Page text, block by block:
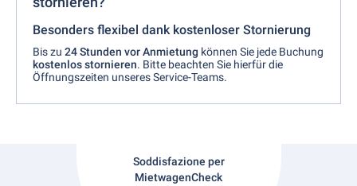
Besonders flexibel dank kostenloser Stornierung
Bis zu 24 Stunden vor Anmietung können Sie jede Buchung
kostenlos stornieren. Bitte beachten Sie hierfür die
Öffnungszeiten unseres Service-Teams.
Soddisfazione per
MietwagenCheck